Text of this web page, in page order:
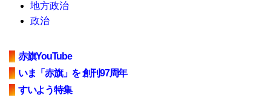
地方政治
政治
赤旗YouTube
いま「赤旗」を 創刊97周年
すいよう特集